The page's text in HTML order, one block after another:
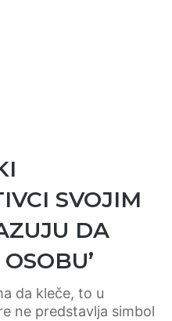
SVOJIM
DA
da kleče, to u
ne predstavlja simbol